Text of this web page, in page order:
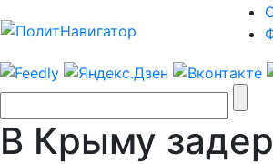
В Крыму